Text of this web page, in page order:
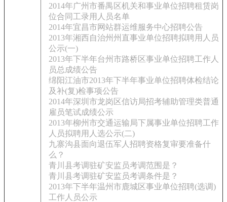
2014年广州市番禺区机关和事业单位招聘租赁岗
位合同工录用人员名单
2014年宜昌市网站群运维服务中心招聘公告
2013年湘西自治州州直事业单位招聘拟聘用人员
公示(一)
2013年下半年台州市路桥区事业单位招聘工作人
员总成绩公告
绵阳江油市2013年下半年事业单位招聘体检结论
及补(复)检事项公告
2014年深圳市龙岗区信访局招考辅助管理类普通
雇员笔试成绩公示
2013年柳州市交通运输局下属事业单位招聘工作
人员拟聘用人选公示(二)
九寨沟县面向退伍军人招聘资格复审要准备什
么？
青川县考调驻矿安监员考调范围是？
青川县考调驻矿安监员考调条件是？
2013年下半年温州市鹿城区事业单位招聘(选调)
工作人员公示